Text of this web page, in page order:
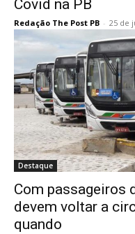
Covid na PB
Redação The Post PB - 25 de
Destaque
Com passageiros
devem voltar a
quando